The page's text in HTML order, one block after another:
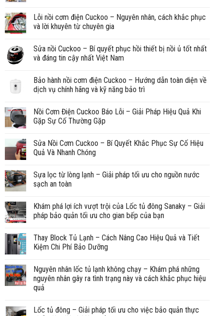
Lỗi nồi cơm điện Cuckoo – Nguyên nhân, cách khắc phục
và lời khuyên từ chuyên gia
Sửa nồi Cuckoo – Bí quyết phục hồi thiết bị nồi ủ tốt nhất
và đáng tin cậy nhất Việt Nam
Bảo hành nồi cơm điện Cuckoo – Hướng dẫn toàn diện về
dịch vụ chính hãng và kỹ năng bảo trì
Nồi Cơm Điện Cuckoo Báo Lỗi – Giải Pháp Hiệu Quả Khi
Gặp Sự Cố Thường Gặp
Sửa Nồi Cơm Cuckoo – Bí Quyết Khắc Phục Sự Cố Hiệu
Quả Và Nhanh Chóng
Sựa lọc từ lòng lạnh – Giải pháp tối ưu cho nguồn nước
sạch an toàn
Khám phá lợi ích vượt trội của Lốc tủ đông Sanaky – Giải
pháp bảo quản tối ưu cho gian bếp của bạn
Thay Block Tủ Lạnh – Cách Nâng Cao Hiệu Quả và Tiết
Kiệm Chi Phí Bảo Dưỡng
Nguyên nhân lốc tủ lạnh không chạy – Khám phá những
nguyên nhân gây ra tình trạng này và cách khắc phục hiệu
quả
Lốc tủ đông – Giải pháp tối ưu cho việc bảo quản thực